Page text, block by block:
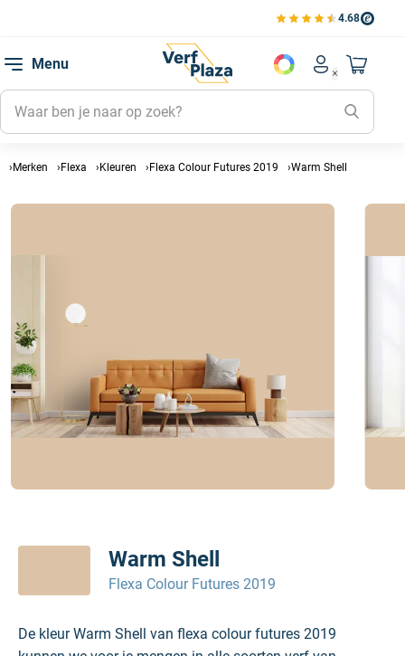
4.68
Bekijk de verfplaza
Menu
Account
Mijn
Mijn
Mijn
Naar
Merken Flexa Kleuren Flexa Colour Futures 2019 Warm Shell
Warm Shell
Flexa Colour Futures 2019
De kleur Warm Shell van flexa colour futures 2019